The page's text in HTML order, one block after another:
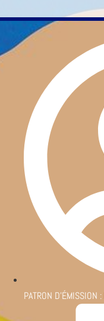
PATRON D'ÉMISSION :